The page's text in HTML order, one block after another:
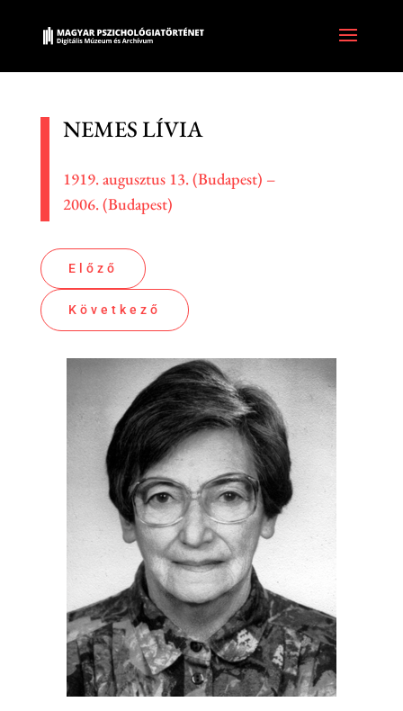
NEMES LÍVIA
1919. augusztus 13. (Budapest) –
2006. (Budapest)
Előző
Következő